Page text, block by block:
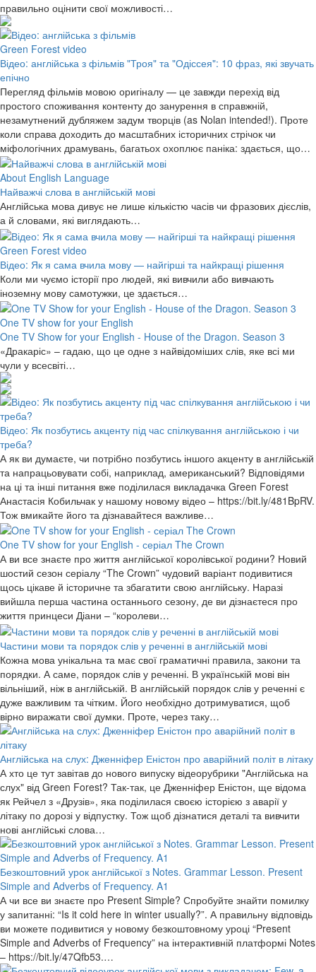
правильно оцінити свої можливості…
Green Forest video
Відео: англійська з фільмів "Троя" та "Одіссея": 10 фраз, які звучать
епічно
Перегляд фільмів мовою оригіналу — це завжди перехід від
простого споживання контенту до занурення в справжній,
незамутнений дубляжем задум творців (as Nolan intended!). Проте
коли справа доходить до масштабних історичних стрічок чи
міфологічних драмувань, багатьох охоплює паніка: здається, що…
About English Language
Найважчі слова в англійській мові
Англійська мова дивує не лише кількістю часів чи фразових дієслів,
а й словами, які виглядають…
Green Forest video
Відео: Як я сама вчила мову — найгірші та найкращі рішення
Коли ми чуємо історії про людей, які вивчили або вивчають
іноземну мову самотужки, це здається…
One TV show for your English
One TV Show for your English - House of the Dragon. Season 3
«Дракаріс» – гадаю, що це одне з найвідоміших слів, яке всі ми
чули у всесвіті…
Відео: Як позбутись акценту під час спілкування англійською і чи
треба?
А як ви думаєте, чи потрібно позбутись іншого акценту в англійській
та напрацьовувати собі, наприклад, американський? Відповідями
на ці та інші питання вже поділилася викладачка Green Forest
Анастасія Кобильчак у нашому новому відео – https://bit.ly/481BpRV.
Тож вмикайте його та дізнавайтеся важливе…
One TV show for your English - серіал The Crown
А ви все знаєте про життя англійської королівської родини? Новий
шостий сезон серіалу “The Crown” чудовий варіант подивитися
щось цікаве й історичне та збагатити свою англійську. Наразі
вийшла перша частина останнього сезону, де ви дізнаєтеся про
життя принцеси Діани – “королеви…
Частини мови та порядок слів у реченні в англійській мові
Кожна мова унікальна та має свої граматичні правила, закони та
порядки. А саме, порядок слів у реченні. В українській мові він
вільніший, ніж в англійській. В англійській порядок слів у реченні є
дуже важливим та чітким. Його необхідно дотримуватися, щоб
вірно виражати свої думки. Проте, через таку…
Англійська на слух: Дженніфер Еністон про аварійний політ в літаку
А хто це тут завітав до нового випуску відеорубрики "Англійська на
слух" від Green Forest? Так-так, це Дженніфер Еністон, ще відома
як Рейчел з «Друзів», яка поділилася своєю історією з аварії у
літаку по дорозі у відпустку. Тож щоб дізнатися деталі та вивчити
нові англійські слова…
Безкоштовний урок англійської з Notes. Grammar Lesson. Present
Simple and Adverbs of Frequency. A1
А чи все ви знаєте про Present Simple? Спробуйте знайти помилку
у запитанні: “Is it cold here in winter usually?”. А правильну відповідь
ви можете подивитися у новому безкоштовному уроці “Present
Simple and Adverbs of Frequency” на інтерактивній платформі Notes
– https://bit.ly/47Qfb53.…